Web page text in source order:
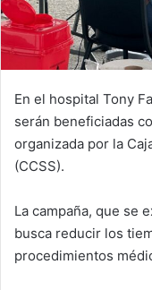
En el hospital Tony
serán beneficiadas
organizada por la
(CCSS).
La campaña, que se
busca reducir los
procedimientos